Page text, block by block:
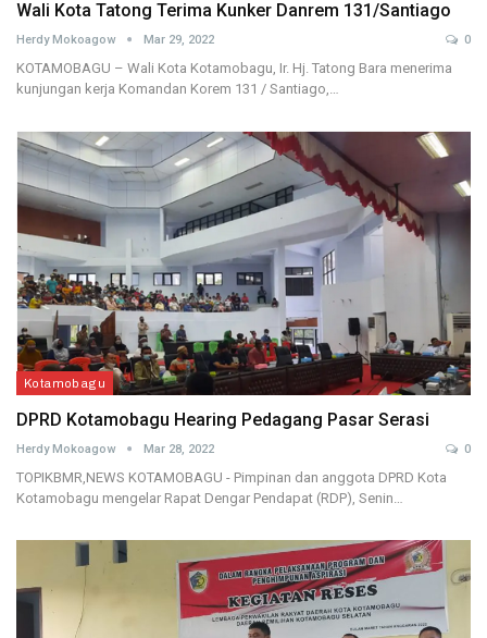
Wali Kota Tatong Terima Kunker Danrem 131/Santiago
Herdy Mokoagow Mar 29, 2022 0
KOTAMOBAGU – Wali Kota Kotamobagu, Ir. Hj. Tatong Bara menerima
kunjungan kerja Komandan Korem 131 / Santiago,…
Kotamobagu
DPRD Kotamobagu Hearing Pedagang Pasar Serasi
Herdy Mokoagow Mar 28, 2022 0
TOPIKBMR,NEWS KOTAMOBAGU - Pimpinan dan anggota DPRD Kota
Kotamobagu mengelar Rapat Dengar Pendapat (RDP), Senin…